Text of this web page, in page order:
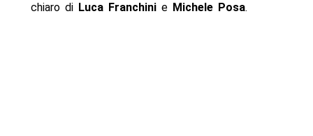
chiaro di Luca Franchinie Michele Posa.